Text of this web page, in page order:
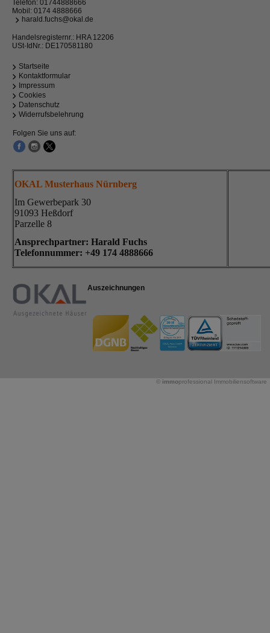
Telefon: 01744888666
Mobil: 0174 4888666
harald.fuchs@okal.de
Handelsregisternr.: HRA 12206
USt-IdNr.: DE170581180
Startseite
Kontaktformular
Impressum
Cookies
Datenschutz
Widerrufsbelehrung
Folgen Sie uns auf:
OKAL Musterhaus Nürnberg
Im Gewerbepark 30
91093 Heßdorf
Parzelle 8
Ansprechpartner: Harald Fuchs
Telefonnummer: +49 174 4888666
Auszeichnungen
© immoprofessional Immobiliensoftware